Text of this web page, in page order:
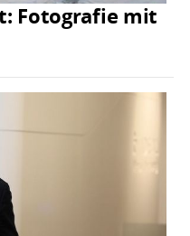
Fotografie mit